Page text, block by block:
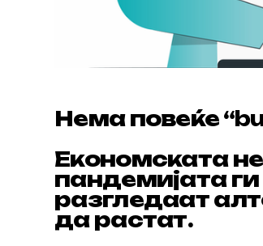
Нема повеќе “
Економската
пандемијата
разгледаат
да растат.